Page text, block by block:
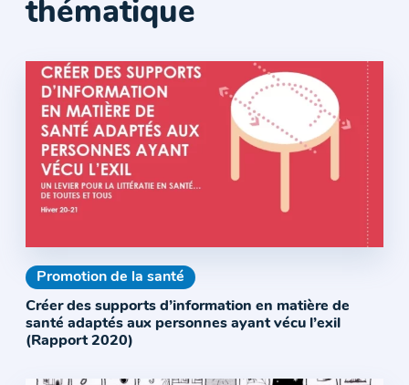
thématique
Promotion de la santé
Créer des supports d’information en matière de
santé adaptés aux personnes ayant vécu l’exil
(Rapport 2020)